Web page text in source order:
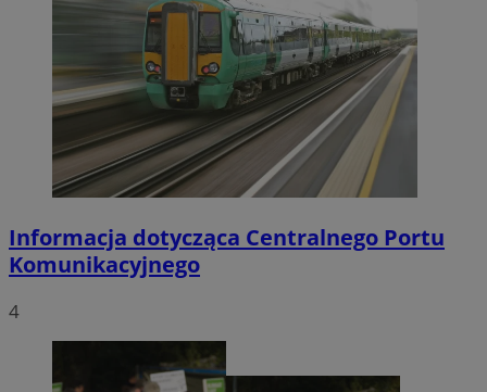
Informacja dotycząca Centralnego Portu
Komunikacyjnego
4